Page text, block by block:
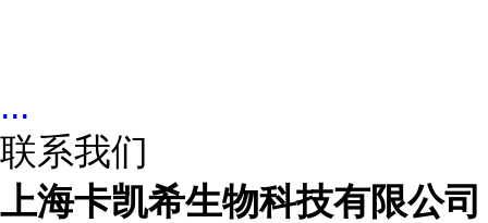
...
联系我们
上海卡凯希生物科技有限公司